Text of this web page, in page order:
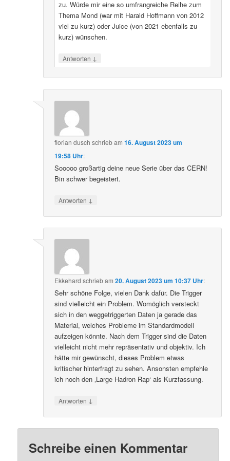
zu. Würde mir eine so umfrangreiche Reihe zum
Thema Mond (war mit Harald Hoffmann von 2012
viel zu kurz) oder Juice (von 2021 ebenfalls zu
kurz) wünschen.
Antworten ↓
florian dusch schriebam16. August 2023 um
19:58 Uhr:
Sooooo großartig deine neue Serie über das CERN!
Bin schwer begeistert.
Antworten ↓
Ekkehard schriebam20. August 2023 um 10:37 Uhr:
Sehr schöne Folge, vielen Dank dafür. Die Trigger
sind vielleicht ein Problem. Womöglich versteckt
sich in den weggetriggerten Daten ja gerade das
Material, welches Probleme im Standardmodell
aufzeigen könnte. Nach dem Trigger sind die Daten
vielleicht nicht mehr repräsentativ und objektiv. Ich
hätte mir gewünscht, dieses Problem etwas
kritischer hinterfragt zu sehen. Ansonsten empfehle
ich noch den ‚Large Hadron Rap‘ als Kurzfassung.
Antworten ↓
Schreibe einen Kommentar